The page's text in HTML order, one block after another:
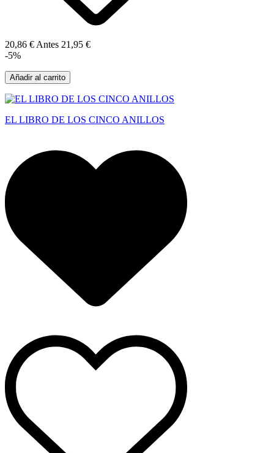
20,86 €Antes 21,95 €
-5%
Añadir al carrito
EL LIBRO DE LOS CINCO ANILLOS